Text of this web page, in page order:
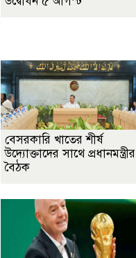
বেসরকারি খাতের শীর্ষ
উদ্যোক্তাদের সাথে প্রধানমন্ত্রীর
বৈঠক